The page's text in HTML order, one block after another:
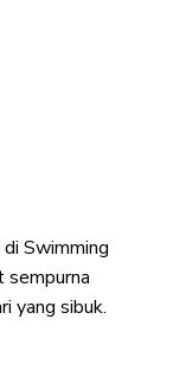
Swimming
yang sibuk.